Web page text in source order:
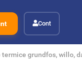
Cont
grundfos, willo,